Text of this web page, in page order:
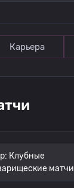
Карьера
Клубные
матчи